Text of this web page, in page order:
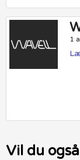
1
Vil du